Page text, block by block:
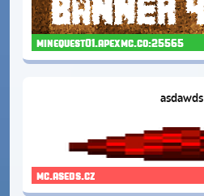
minequest01.apexmc.co:25565
asdawds
mc.aseds.cz